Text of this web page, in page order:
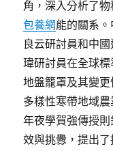
角，深入分析了
包養網能的關系
良云研討員和中
瑋研討員在全球
地盤籠罩及其變
多樣性寒帶地域
年夜學賀強傳授
效與挑釁，提出